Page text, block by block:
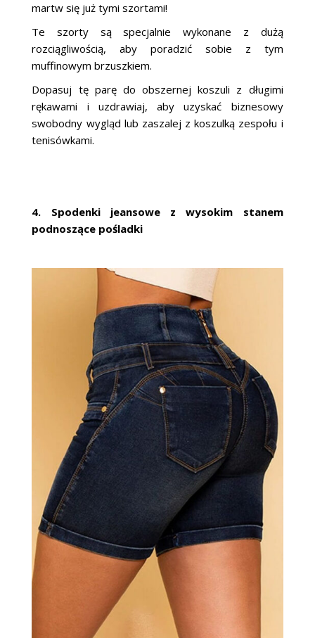
martw się już tymi szortami!
Te szorty są specjalnie wykonane z dużą
rozciągliwością, aby poradzić sobie z tym
muffinowym brzuszkiem.
Dopasuj tę parę do obszernej koszuli z długimi
rękawami i uzdrawiaj, aby uzyskać biznesowy
swobodny wygląd lub zaszalej z koszulką zespołu i
tenisówkami.
4. Spodenki jeansowe z wysokim stanem
podnoszące pośladki